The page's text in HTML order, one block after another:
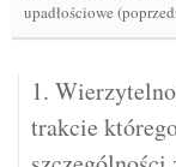
upadłościowe
1.
trakcie